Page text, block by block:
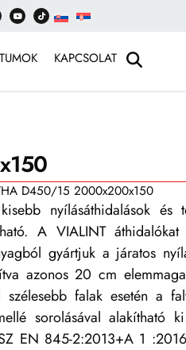
KAPCSOLAT
D450/15 2000x200x150
nyílásáthidalások és
A VIALINT
gyártjuk a járatos
azonos 20 cm
falak esetén a
sorolásával alakítható
EN 845-2:2013+A 1